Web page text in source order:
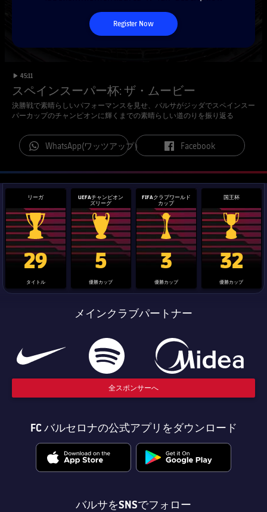
監督
Facilities
結果
スケジュール
チケット
順位表
LABEL.ARIA.PLUS
スケジュール
チケット
結果
順位表
PLUSICON
LABEL.ARIA.PLUS
トップチーム
スケジュール
結果
順位表
トップチーム
plusicon
label.aria.plus
スケジュール
チケット
PLUSICON
LABEL.ARIA.PLUS
トップチーム
plusicon
label.aria.plus
スケジュール
チケット
Register Now
label.duration
Play video
45:11
スペインスーパー杯: ザ・ムービー
決勝戦で素晴らしいパフォーマンスを見せ、バルサがジッダでスペインスー
パーカップのチャンピオンに輝くまでの素晴らしい道のりを振り返る
label.aria.whatsapp
WhatsApp(ワッツアップ） label.aria.facebook
Facebook
リーガ
La Liga trophy
29
タイトル
UEFAチャンピオン
ズリーグ
Champions League trophy
5
優勝カップ
FIFAクラブワールド
カップ
label.aria.clubworldcup
3
優勝カップ
国王杯
国王杯
32
優勝カップ
メインクラブパートナー
全スポンサーへ
FC バルセロナの公式アプリをダウンロード
バルサをSNSでフォロー